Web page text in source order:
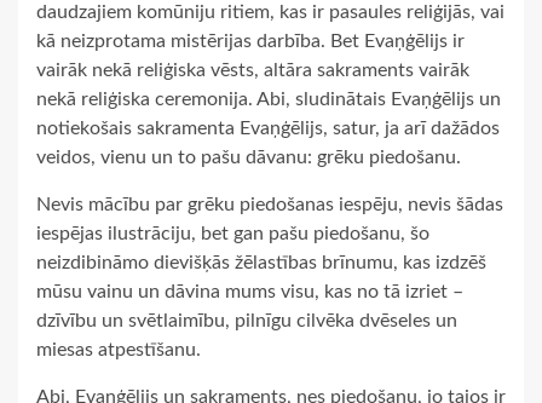
daudzajiem komūniju ritiem, kas ir pasaules reliģijās, vai
kā neizprotama mistērijas darbība. Bet Evaņģēlijs ir
vairāk nekā reliģiska vēsts, altāra sakraments vairāk
nekā reliģiska ceremonija. Abi, sludinātais Evaņģēlijs un
notiekošais sakramenta Evaņģēlijs, satur, ja arī dažādos
veidos, vienu un to pašu dāvanu: grēku piedošanu.
Nevis mācību par grēku piedošanas iespēju, nevis šādas
iespējas ilustrāciju, bet gan pašu piedošanu, šo
neizdibināmo dievišķās žēlastības brīnumu, kas izdzēš
mūsu vainu un dāvina mums visu, kas no tā izriet –
dzīvību un svētlaimību, pilnīgu cilvēka dvēseles un
miesas atpestīšanu.
Abi, Evaņģēlijs un sakraments, nes piedošanu, jo tajos ir